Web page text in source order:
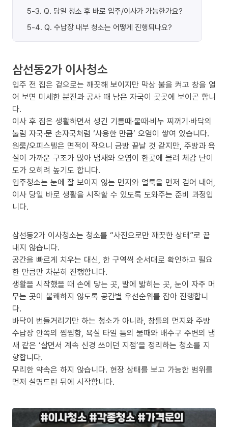
5-3. Q. 당일 청소 후 바로 입주/이사가 가능한가요?
5-4. Q. 수납장 내부 청소는 어떻게 진행되나요?
삼선동2가 이사청소
입주 전 집은 겉으로는 깨끗해 보이지만 막상 불을 켜고 창을 열
어 보면 미세한 분진과 공사 때 남은 자국이 곳곳에 보이곤 합니
다.
이사 후 집은 생활하면서 생긴 기름때·물때·비누 찌꺼기·바닥의
눌림 자국·문 손자국처럼 ‘사용한 만큼’ 오염이 쌓여 있습니다.
원룸/오피스텔은 면적이 작으니 금방 끝날 것 같지만, 주방과 욕
실이 가까운 구조가 많아 냄새와 오염이 한곳에 몰려 체감 난이
도가 오히려 높기도 합니다.
입주청소는 눈에 잘 보이지 않는 먼지와 얼룩을 먼저 걷어 내어,
이사 당일 바로 생활을 시작할 수 있도록 도와주는 준비 과정입
니다.
삼선동2가 이사청소는 청소를 “사진으로만 깨끗한 상태”로 끝
내지 않습니다.
공간을 빠르게 치우는 대신, 한 구역씩 순서대로 확인하고 필요
한 만큼만 차분히 진행합니다.
생활을 시작했을 때 손에 닿는 곳, 발에 밟히는 곳, 눈이 자주 머
무는 곳이 불쾌하지 않도록 공간별 우선순위를 잡아 진행합니
다.
바닥이 번들거리기만 하는 청소가 아니라, 창틀의 먼지와 주방
수납장 안쪽의 찝찝함, 욕실 타일 틈의 물때와 배수구 주변의 냄
새 같은 ‘살면서 계속 신경 쓰이던 지점’을 정리하는 청소를 지
향합니다.
무리한 약속은 하지 않습니다. 현장 상태를 보고 가능한 범위를
먼저 설명드린 뒤에 시작합니다.